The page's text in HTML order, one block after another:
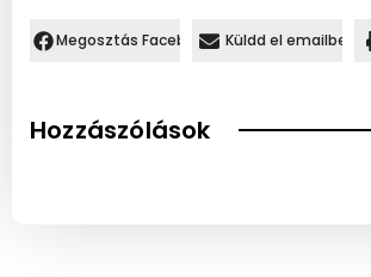
Megosztás Facebookon.Küldd el emailben
Hozzászólások